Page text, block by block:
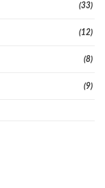
(33)
(12)
(8)
(9)